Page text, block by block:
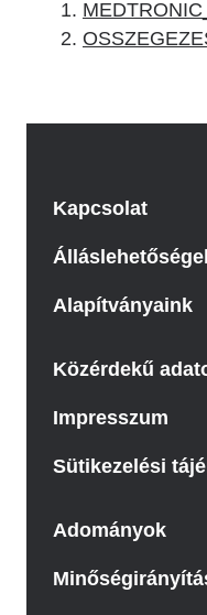
Kapcsolat
Alapítványaink
Közérdekű
Impresszum
Sütikezelési
Adományok